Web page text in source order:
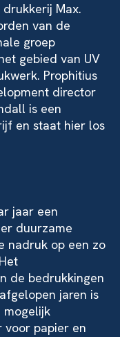
Max.
van de
groep
gebied van UV
Prophitius
director
is een
en staat hier los
jaar een
duurzame
nadruk op een zo
de bedrukkingen
jaren is
mogelijk
voor papier en